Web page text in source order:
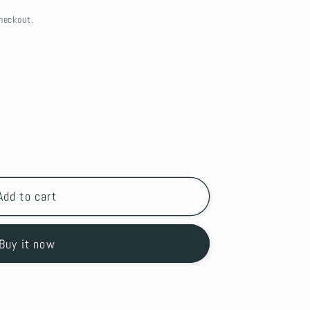
to cart
Buy it now